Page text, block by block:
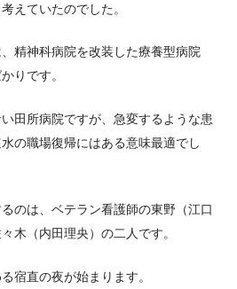
えていたのでした。
精神科病院を改装した療養型病院
りです。
田所病院ですが、急変するような患
の職場復帰にはある意味最適でし
のは、ベテラン看護師の東野（江口
木（内田理央）の二人です。
宿直の夜が始まります。